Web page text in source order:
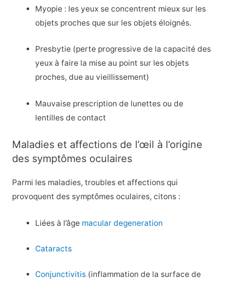
Myopie : les yeux se concentrent mieux sur les
objets proches que sur les objets éloignés.
Presbytie (perte progressive de la capacité des
yeux à faire la mise au point sur les objets
proches, due au vieillissement)
Mauvaise prescription de lunettes ou de
lentilles de contact
Maladies et affections de l’œil à l’origine
des symptômes oculaires
Parmi les maladies, troubles et affections qui
provoquent des symptômes oculaires, citons :
Liées à l’âge macular degeneration
Cataracts
Conjunctivitis (inflammation de la surface de